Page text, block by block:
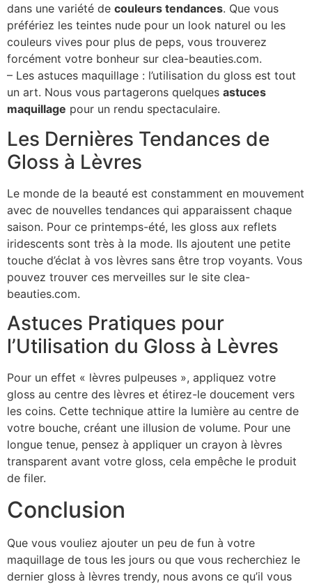
dans une variété de couleurs tendances. Que vous
préfériez les teintes nude pour un look naturel ou les
couleurs vives pour plus de peps, vous trouverez
forcément votre bonheur sur clea-beauties.com.
– Les astuces maquillage : l’utilisation du gloss est tout
un art. Nous vous partagerons quelques astuces
maquillage pour un rendu spectaculaire.
Les Dernières Tendances de
Gloss à Lèvres
Le monde de la beauté est constamment en mouvement
avec de nouvelles tendances qui apparaissent chaque
saison. Pour ce printemps-été, les gloss aux reflets
iridescents sont très à la mode. Ils ajoutent une petite
touche d’éclat à vos lèvres sans être trop voyants. Vous
pouvez trouver ces merveilles sur le site clea-
beauties.com.
Astuces Pratiques pour
l’Utilisation du Gloss à Lèvres
Pour un effet « lèvres pulpeuses », appliquez votre
gloss au centre des lèvres et étirez-le doucement vers
les coins. Cette technique attire la lumière au centre de
votre bouche, créant une illusion de volume. Pour une
longue tenue, pensez à appliquer un crayon à lèvres
transparent avant votre gloss, cela empêche le produit
de filer.
Conclusion
Que vous vouliez ajouter un peu de fun à votre
maquillage de tous les jours ou que vous recherchiez le
dernier gloss à lèvres trendy, nous avons ce qu’il vous